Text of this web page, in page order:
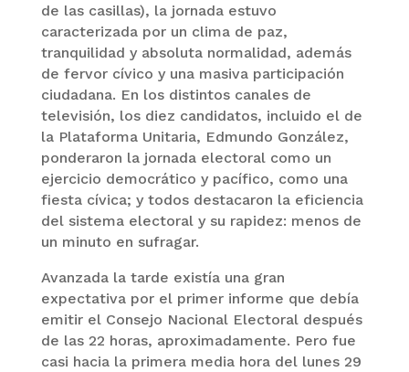
de las casillas), la jornada estuvo
caracterizada por un clima de paz,
tranquilidad y absoluta normalidad, además
de fervor cívico y una masiva participación
ciudadana. En los distintos canales de
televisión, los diez candidatos, incluido el de
la Plataforma Unitaria, Edmundo González,
ponderaron la jornada electoral como un
ejercicio democrático y pacífico, como una
fiesta cívica; y todos destacaron la eficiencia
del sistema electoral y su rapidez: menos de
un minuto en sufragar.
Avanzada la tarde existía una gran
expectativa por el primer informe que debía
emitir el Consejo Nacional Electoral después
de las 22 horas, aproximadamente. Pero fue
casi hacia la primera media hora del lunes 29